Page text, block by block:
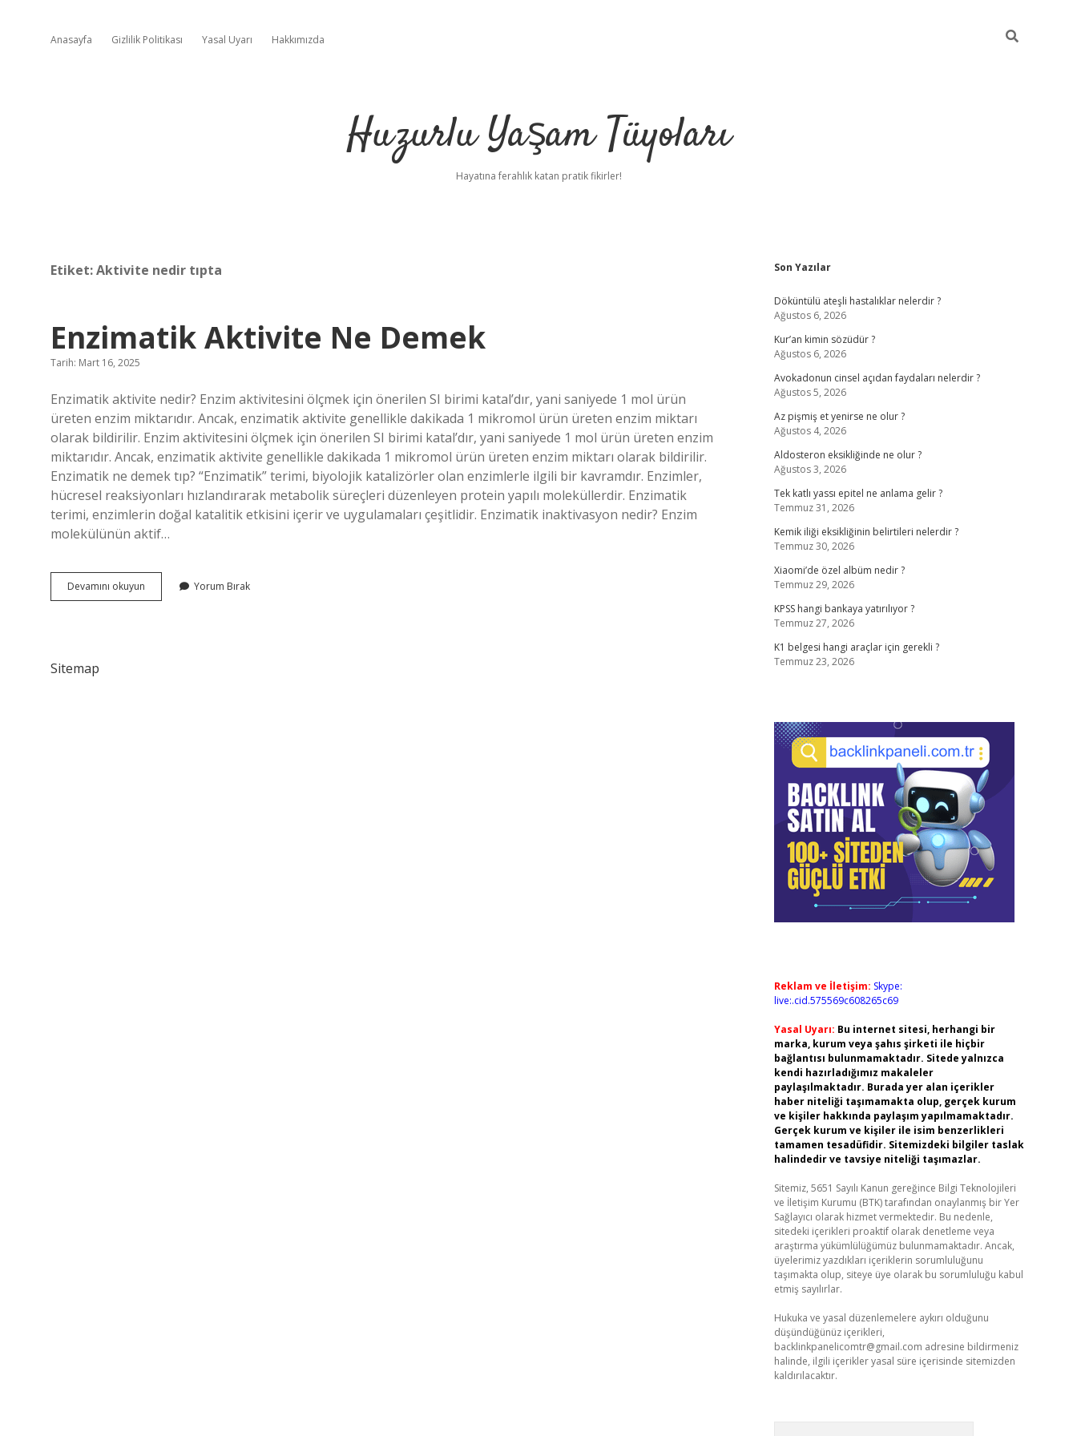
Anasayfa Gizlilik Politikası Yasal Uyarı Hakkımızda
Huzurlu Yaşam Tüyoları
Hayatına ferahlık katan pratik fikirler!
Etiket:Aktivite nedir tıpta
Enzimatik Aktivite Ne Demek
Tarih: Mart 16, 2025
Enzimatik aktivite nedir? Enzim aktivitesini ölçmek için önerilen SI birimi katal’dır, yani saniyede 1 mol ürün
üreten enzim miktarıdır. Ancak, enzimatik aktivite genellikle dakikada 1 mikromol ürün üreten enzim miktarı
olarak bildirilir. Enzim aktivitesini ölçmek için önerilen SI birimi katal’dır, yani saniyede 1 mol ürün üreten enzim
miktarıdır. Ancak, enzimatik aktivite genellikle dakikada 1 mikromol ürün üreten enzim miktarı olarak bildirilir.
Enzimatik ne demek tıp? “Enzimatik” terimi, biyolojik katalizörler olan enzimlerle ilgili bir kavramdır. Enzimler,
hücresel reaksiyonları hızlandırarak metabolik süreçleri düzenleyen protein yapılı moleküllerdir. Enzimatik
terimi, enzimlerin doğal katalitik etkisini içerir ve uygulamaları çeşitlidir. Enzimatik inaktivasyon nedir? Enzim
molekülünün aktif…
Devamını okuyun Enzimatik
Aktivite
Yorum Bırak
Sitemap
Sidebar
Son Yazılar
Döküntülü ateşli hastalıklar nelerdir ?
Ağustos 6, 2026
Kur’an kimin sözüdür ?
Ağustos 6, 2026
Avokadonun cinsel açıdan faydaları nelerdir ?
Ağustos 5, 2026
Az pişmiş et yenirse ne olur ?
Ağustos 4, 2026
Aldosteron eksikliğinde ne olur ?
Ağustos 3, 2026
Tek katlı yassı epitel ne anlama gelir ?
Temmuz 31, 2026
Kemik iliği eksikliğinin belirtileri nelerdir ?
Temmuz 30, 2026
Xiaomi’de özel albüm nedir ?
Temmuz 29, 2026
KPSS hangi bankaya yatırılıyor ?
Temmuz 27, 2026
K1 belgesi hangi araçlar için gerekli ?
Temmuz 23, 2026
Reklam ve İletişim: Skype:
live:.cid.575569c608265c69
Yasal Uyarı: Bu internet sitesi, herhangi bir
marka, kurum veya şahıs şirketi ile hiçbir
bağlantısı bulunmamaktadır. Sitede yalnızca
kendi hazırladığımız makaleler
paylaşılmaktadır. Burada yer alan içerikler
haber niteliği taşımamakta olup, gerçek kurum
ve kişiler hakkında paylaşım yapılmamaktadır.
Gerçek kurum ve kişiler ile isim benzerlikleri
tamamen tesadüfidir. Sitemizdeki bilgiler taslak
halindedir ve tavsiye niteliği taşımazlar.
Sitemiz, 5651 Sayılı Kanun gereğince Bilgi Teknolojileri
ve İletişim Kurumu (BTK) tarafından onaylanmış bir Yer
Sağlayıcı olarak hizmet vermektedir. Bu nedenle,
sitedeki içerikleri proaktif olarak denetleme veya
araştırma yükümlülüğümüz bulunmamaktadır. Ancak,
üyelerimiz yazdıkları içeriklerin sorumluluğunu
taşımakta olup, siteye üye olarak bu sorumluluğu kabul
etmiş sayılırlar.
Hukuka ve yasal düzenlemelere aykırı olduğunu
düşündüğünüz içerikleri,
backlinkpanelicomtr@gmail.com adresine bildirmeniz
halinde, ilgili içerikler yasal süre içerisinde sitemizden
kaldırılacaktır.